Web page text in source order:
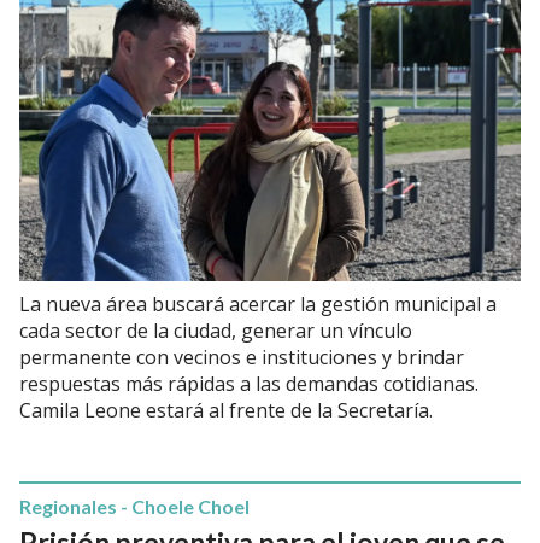
La nueva área buscará acercar la gestión municipal a
cada sector de la ciudad, generar un vínculo
permanente con vecinos e instituciones y brindar
respuestas más rápidas a las demandas cotidianas.
Camila Leone estará al frente de la Secretaría.
Regionales - Choele Choel